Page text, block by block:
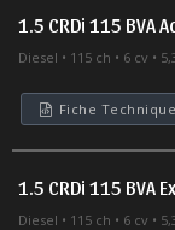
1.5 CRDi 115 BVA
Diesel 115 ch 6 cv
Fiche Technique
1.5 CRDi 115 BVA
Diesel 115 ch 6 cv